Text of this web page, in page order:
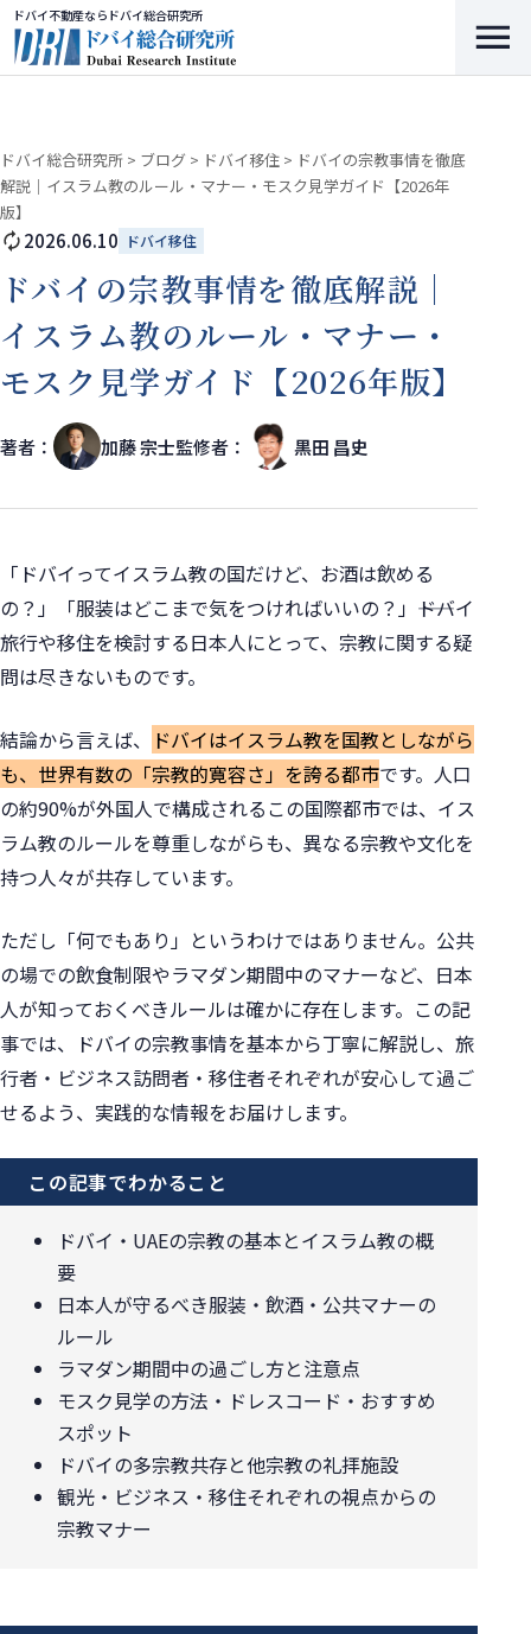
ドバイ不動産ならドバイ総合研究所
ドバイ総合研究所 > ブログ > ドバイ移住 > ドバイの宗教事情を徹底
解説｜イスラム教のルール・マナー・モスク見学ガイド【2026年
版】
2026.06.10 ドバイ移住
ドバイの宗教事情を徹底解説｜
イスラム教のルール・マナー・
モスク見学ガイド【2026年版】
著者： 加藤 宗士監修者： 黒田 昌史
「ドバイってイスラム教の国だけど、お酒は飲める
の？」「服装はどこまで気をつければいいの？」――ドバイ
旅行や移住を検討する日本人にとって、宗教に関する疑
問は尽きないものです。
結論から言えば、 ドバイはイスラム教を国教としながら
も、世界有数の「宗教的寛容さ」を誇る都市です。人口
の約90%が外国人で構成されるこの国際都市では、イス
ラム教のルールを尊重しながらも、異なる宗教や文化を
持つ人々が共存しています。
ただし「何でもあり」というわけではありません。公共
の場での飲食制限やラマダン期間中のマナーなど、日本
人が知っておくべきルールは確かに存在します。この記
事では、ドバイの宗教事情を基本から丁寧に解説し、旅
行者・ビジネス訪問者・移住者それぞれが安心して過ご
せるよう、実践的な情報をお届けします。
この記事でわかること
ドバイ・UAEの宗教の基本とイスラム教の概
要
日本人が守るべき服装・飲酒・公共マナーの
ルール
ラマダン期間中の過ごし方と注意点
モスク見学の方法・ドレスコード・おすすめ
スポット
ドバイの多宗教共存と他宗教の礼拝施設
観光・ビジネス・移住それぞれの視点からの
宗教マナー